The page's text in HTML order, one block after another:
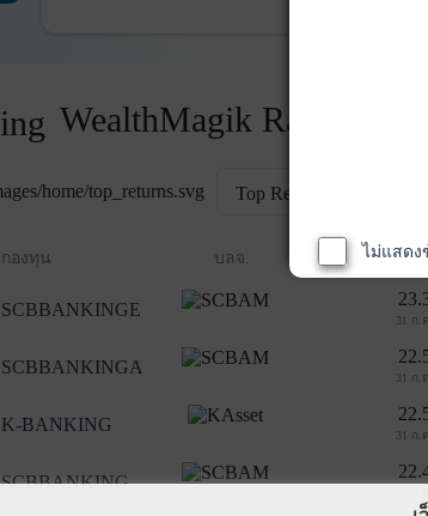
WealthMagik Rankings
Top Returns
กองทุน บลจ. ผลตอบแท
SCBBANKINGE
31 ก.
SCBBANKINGA
31 ก.
K-BANKING
31 ก.
SCBBANKING
ไม่แสด